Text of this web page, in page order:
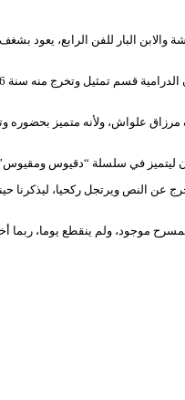
“حراقة” للمخرج الجزائري المعروف
ليتميز في سلسلة “دقيوس